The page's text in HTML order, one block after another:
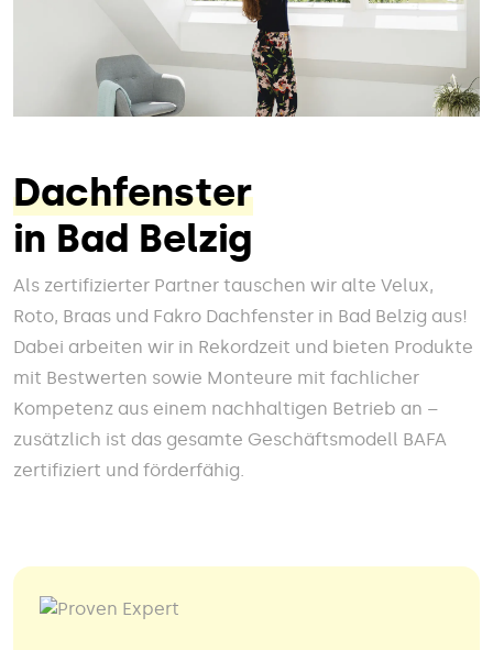
Dachfenster
in Bad Belzig
Als zertifizierter Partner tauschen wir alte Velux,
Roto, Braas und Fakro Dachfenster in Bad Belzig aus!
Dabei arbeiten wir in Rekordzeit und bieten Produkte
mit Bestwerten sowie Monteure mit fachlicher
Kompetenz aus einem nachhaltigen Betrieb an –
zusätzlich ist das gesamte Geschäftsmodell BAFA
zertifiziert und förderfähig.